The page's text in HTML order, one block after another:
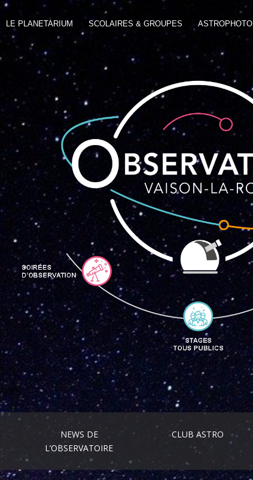
LE PLANETARIUM SCOLAIRES & GROUPES ASTROPHOTO
NEWS DE
L’OBSERVATOIRE
CLUB ASTRO